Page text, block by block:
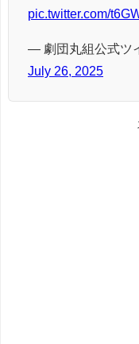
pic.twitter.com/
— 劇団丸組公式ツ
July 26, 2025